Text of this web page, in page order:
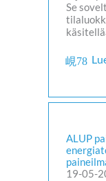
Se
ALUP
19-05-